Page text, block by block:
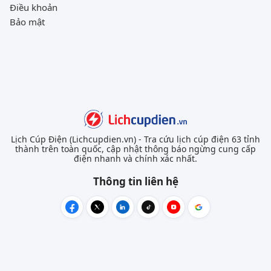
Điều khoản
Bảo mật
Lịch Cúp Điện (Lichcupdien.vn) - Tra cứu lịch cúp điện 63 tỉnh
thành trên toàn quốc, cập nhật thông báo ngừng cung cấp
điện nhanh và chính xác nhất.
Thông tin liên hệ